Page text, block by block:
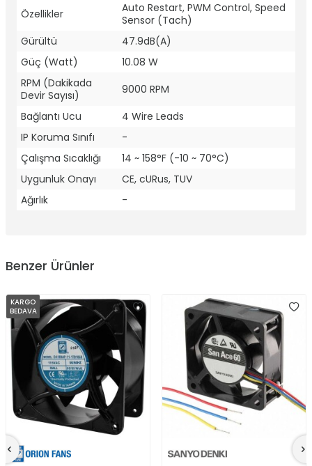
Özellikler
Auto Restart, PWM Control, Speed
Sensor (Tach)
Gürültü
47.9dB(A)
Güç (Watt)
10.08 W
RPM (Dakikada
Devir Sayısı)
9000 RPM
Bağlantı Ucu
4 Wire Leads
IP Koruma Sınıfı
-
Çalışma Sıcaklığı
14 ~ 158°F (-10 ~ 70°C)
Uygunluk Onayı
CE, cURus, TUV
Ağırlık
-
Benzer Ürünler
KARGO
BEDAVA